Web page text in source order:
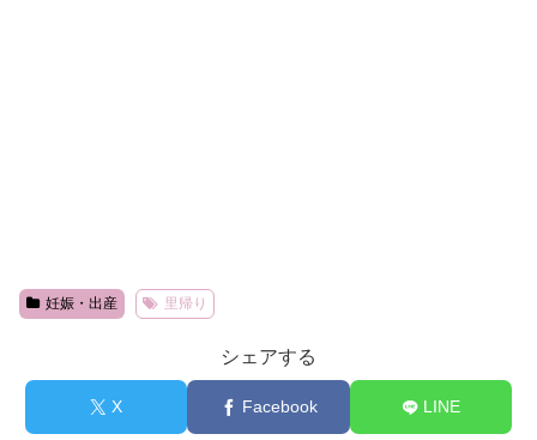
妊娠・出産 里帰り
シェアする
X Facebook LINE